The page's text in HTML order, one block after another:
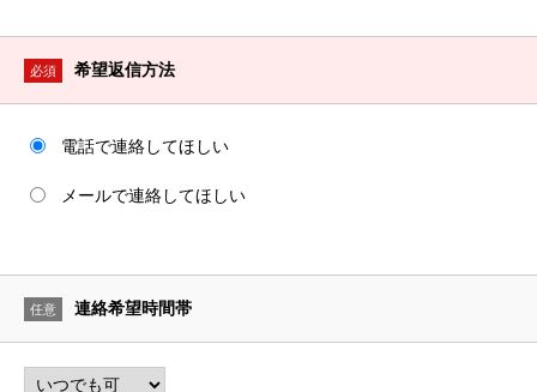
必須 希望返信方法
電話で連絡してほしい
メールで連絡してほしい
任意 連絡希望時間帯